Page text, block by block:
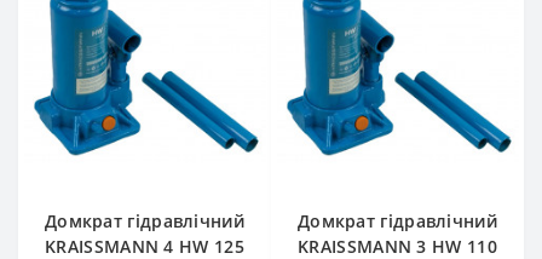
Домкрат гідравлічний
KRAISSMANN 4 HW 125
Домкрат гідравлічний
KRAISSMANN 3 HW 110